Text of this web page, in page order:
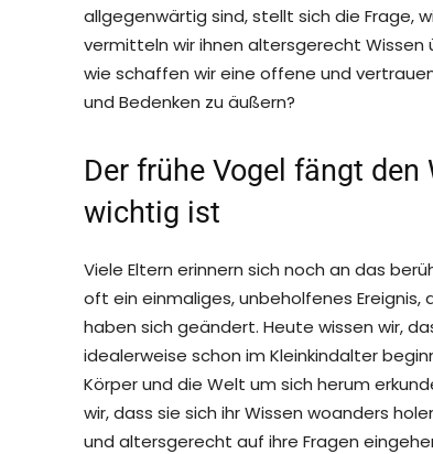
allgegenwärtig sind, stellt sich die Frage,
vermitteln wir ihnen altersgerecht Wissen
wie schaffen wir eine offene und
und Bedenken zu äußern?
Der frühe Vogel fängt
wichtig ist
Viele Eltern erinnern sich noch an das
oft ein einmaliges, unbeholfenes
haben sich geändert. Heute wissen wir,
idealerweise schon im Kleinkindalter
Körper und die Welt um sich herum
wir, dass sie sich ihr Wissen woanders
und altersgerecht auf ihre Fragen